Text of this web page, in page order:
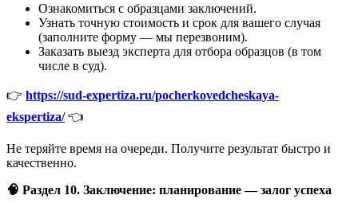
Ознакомиться с образцами заключений.
Узнать точную стоимость и срок для вашего случая
(заполните форму — мы перезвоним).
Заказать выезд эксперта для отбора образцов (в том
числе в суд).
👉 https://sud-expertiza.ru/pocherkovedcheskaya-
ekspertiza/👈
Не теряйте время на очереди. Получите результат быстро и
качественно.
🧠 Раздел 10. Заключение: планирование — залог успеха